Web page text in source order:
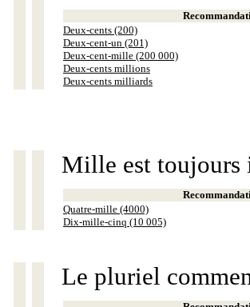
Deux-cents (200)
Deux-cent-un (201)
Deux-cent-mille (200 000)
Deux-cents millions
Deux-cents milliards
Mille est toujours
Quatre-mille (4000)
Dix-mille-cinq (10 005)
Le pluriel